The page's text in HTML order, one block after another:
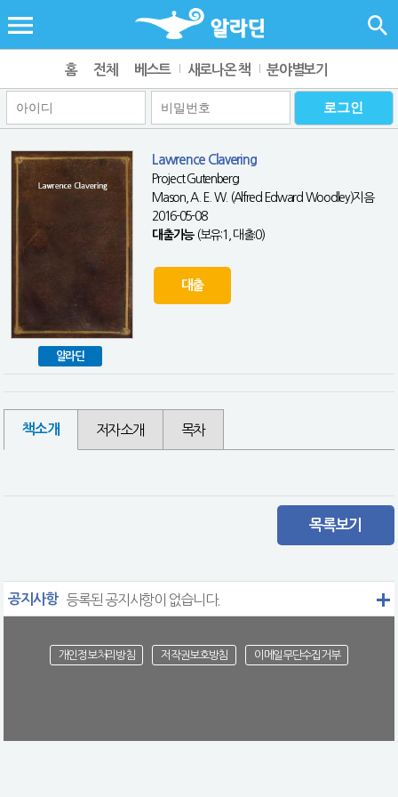
홈 전체 베스트 새로나온 책 분야별보기
알라딘
Lawrence Clavering
Project Gutenberg
Mason, A. E. W. (Alfred Edward Woodley)지음
2016-05-08
대출가능(보유:1, 대출:0)
대출
책소개 저자소개 목차
목록보기
공지사항 등록된 공지사항이 없습니다.
개인정보처리방침 저작권보호방침 이메일무단수집거부